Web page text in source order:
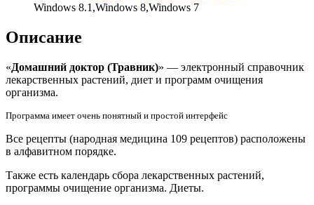
Windows 8.1,Windows 8,Windows 7
Описание
«Домашний доктор (Травник)» — электронный справочник
лекарственных растений, диет и программ очищения
организма.
Программа имеет очень понятный и простой интерфейс
Все рецепты (народная медицина 109 рецептов) расположены
в алфавитном порядке.
Также есть календарь сбора лекарственных растений,
программы очищение организма. Диеты.